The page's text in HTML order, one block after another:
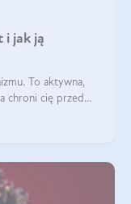
i jak ją
To aktywna,
chroni cię przed
jest